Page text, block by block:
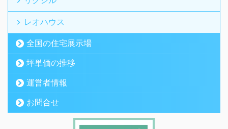
レオハウス
全国の住宅展示場
坪単価の推移
運営者情報
お問合せ